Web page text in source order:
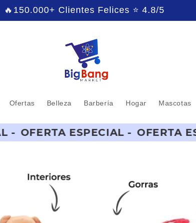
🔥150.000+ Clientes Felices ⭐ 4.8/5
Ofertas Belleza Barbería Hogar Mascotas
- OFERTA ESPECIAL -